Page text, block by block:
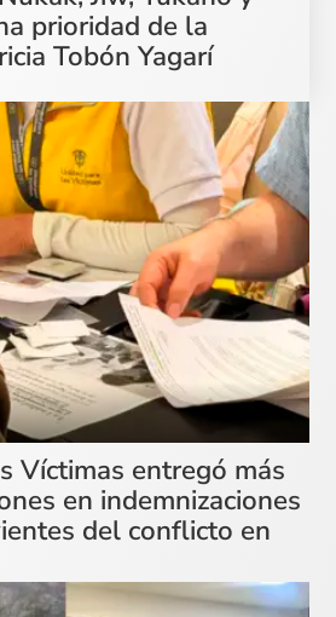
prioridad de la
Tobón Yagarí
Víctimas entregó más
en indemnizaciones
del conflicto en